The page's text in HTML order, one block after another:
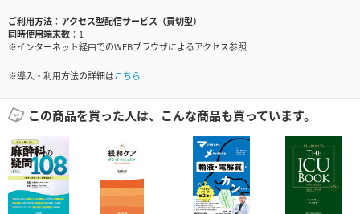
ご利用方法
アクセス型配信サービス（買切型）
同時使用端末数
1
※インターネット経由でのWEBブラウザによるアクセス参照
※導入・利用方法の詳細はこちら
この商品を買った人は、こんな商品も買っています。